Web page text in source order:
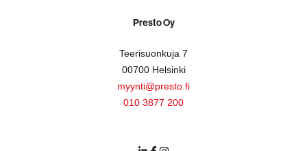
Presto Oy
Teerisuonkuja 7
00700 Helsinki
myynti@presto.fi
010 3877 200